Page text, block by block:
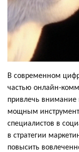
В современном
частью онлайн-
привлечь внимание
мощным
специалистов в
в стратегии
повысить